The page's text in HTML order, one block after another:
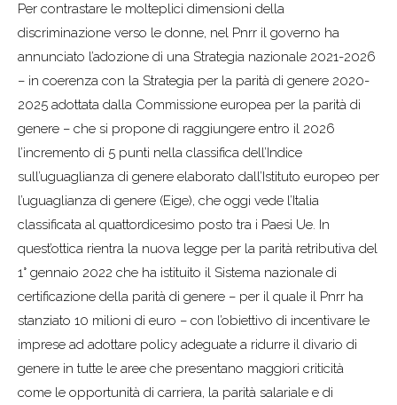
Per contrastare le molteplici dimensioni della
discriminazione verso le donne, nel Pnrr il governo ha
annunciato l’adozione di una Strategia nazionale 2021-2026
– in coerenza con la Strategia per la parità di genere 2020-
2025 adottata dalla Commissione europea per la parità di
genere – che si propone di raggiungere entro il 2026
l’incremento di 5 punti nella classifica dell’Indice
sull’uguaglianza di genere elaborato dall’Istituto europeo per
l’uguaglianza di genere (Eige), che oggi vede l’Italia
classificata al quattordicesimo posto tra i Paesi Ue. In
quest’ottica rientra la nuova legge per la parità retributiva del
1° gennaio 2022 che ha istituito il Sistema nazionale di
certificazione della parità di genere – per il quale il Pnrr ha
stanziato 10 milioni di euro – con l’obiettivo di incentivare le
imprese ad adottare policy adeguate a ridurre il divario di
genere in tutte le aree che presentano maggiori criticità
come le opportunità di carriera, la parità salariale e di